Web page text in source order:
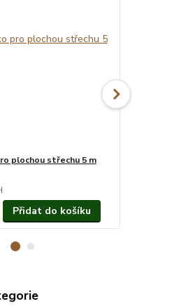
plochou střechu 5 m
Přidat do košíku